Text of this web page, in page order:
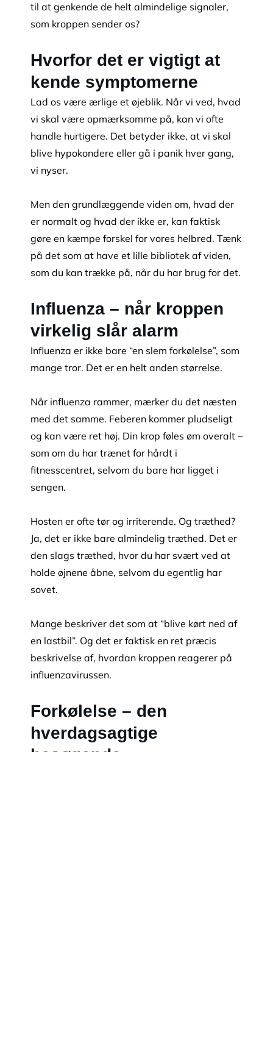
til at genkende de helt almindelige signaler,
som kroppen sender os?
Hvorfor det er vigtigt at
kende symptomerne
Lad os være ærlige et øjeblik. Når vi ved, hvad
vi skal være opmærksomme på, kan vi ofte
handle hurtigere. Det betyder ikke, at vi skal
blive hypokondere eller gå i panik hver gang,
vi nyser.
Men den grundlæggende viden om, hvad der
er normalt og hvad der ikke er, kan faktisk
gøre en kæmpe forskel for vores helbred. Tænk
på det som at have et lille bibliotek af viden,
som du kan trække på, når du har brug for det.
Influenza – når kroppen
virkelig slår alarm
Influenza er ikke bare “en slem forkølelse”, som
mange tror. Det er en helt anden størrelse.
Når influenza rammer, mærker du det næsten
med det samme. Feberen kommer pludseligt
og kan være ret høj. Din krop føles øm overalt –
som om du har trænet for hårdt i
fitnesscentret, selvom du bare har ligget i
sengen.
Hosten er ofte tør og irriterende. Og træthed?
Ja, det er ikke bare almindelig træthed. Det er
den slags træthed, hvor du har svært ved at
holde øjnene åbne, selvom du egentlig har
sovet.
Mange beskriver det som at “blive kørt ned af
en lastbil”. Og det er faktisk en ret præcis
beskrivelse af, hvordan kroppen reagerer på
influenzavirussen.
Forkølelse – den
hverdagsagtige
besøgende